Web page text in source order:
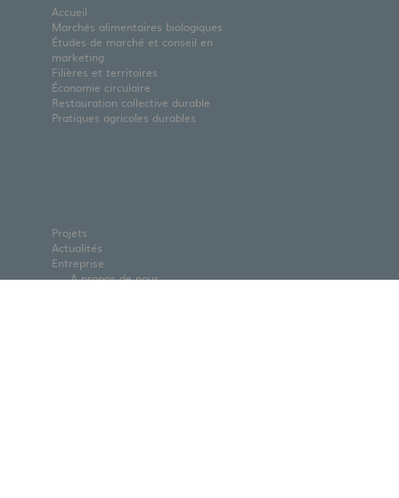
Accueil
Marchés alimentaires biologiques
Études de marché et conseil en
marketing
Filières et territoires
Économie circulaire
Restauration collective durable
Pratiques agricoles durables
Projets
Actualités
Entreprise
A propos de nous